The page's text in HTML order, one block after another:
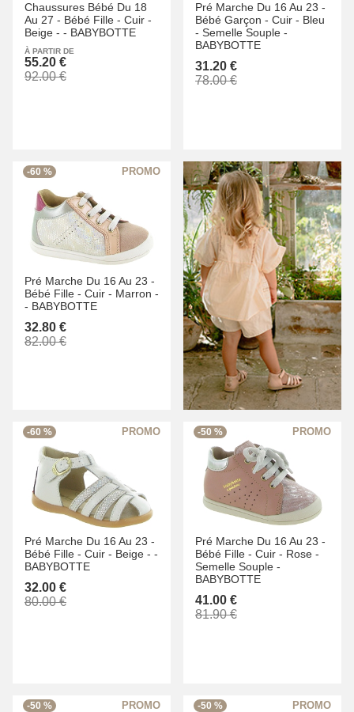
Chaussures Bébé Du 18
Au 27 - Bébé Fille - Cuir -
Beige - - BABYBOTTE
À PARTIR DE
55.20 €
92.00 €
Pré Marche Du 16 Au 23 -
Bébé Garçon - Cuir - Bleu
- Semelle Souple -
BABYBOTTE
31.20 €
78.00 €
-60 %
Pré Marche Du 16 Au 23 -
Bébé Fille - Cuir - Marron -
- BABYBOTTE
32.80 €
82.00 €
-60 %
Pré Marche Du 16 Au 23 -
Bébé Fille - Cuir - Beige - -
BABYBOTTE
32.00 €
80.00 €
-50 %
Pré Marche Du 16 Au 23 -
Bébé Fille - Cuir - Rose -
Semelle Souple -
BABYBOTTE
41.00 €
81.90 €
-50 % -50 %